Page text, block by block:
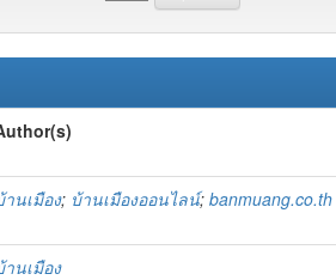
านเมือง; บ้านเมืองออนไลน์; banmuang.co.th
านเมือง